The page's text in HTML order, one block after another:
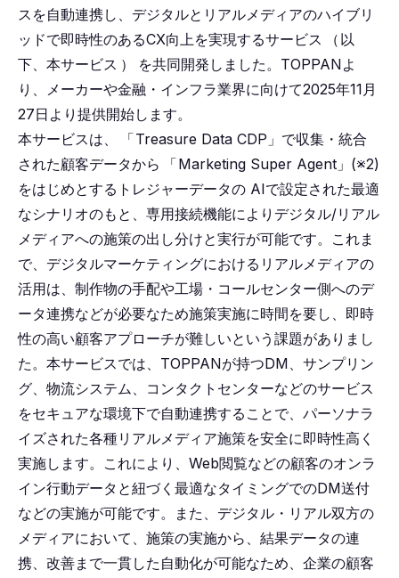
スを自動連携し、デジタルとリアルメディアのハイブリ
ッドで即時性のあるCX向上を実現するサービス
（ 以
下、本サービス ）
を共同開発しました。TOPPANよ
り、メーカーや金融・インフラ業界に向けて2025年11月
27日より提供開始します。
本サービスは、
「Treasure Data CDP」で収集・統合
された顧客データから
「Marketing Super Agent」(※2)
をはじめとするトレジャーデータの AIで設定された最適
なシナリオのもと、専用接続機能によりデジタル/リアル
メディアへの施策の出し分けと実行が可能です。これま
で、デジタルマーケティングにおけるリアルメディアの
活用は、制作物の手配や工場・コールセンター側へのデ
ータ連携などが必要なため施策実施に時間を要し、即時
性の高い顧客アプローチが難しいという課題がありまし
た。本サービスでは、TOPPANが持つDM、サンプリン
グ、物流システム、コンタクトセンターなどのサービス
をセキュアな環境下で自動連携することで、パーソナラ
イズされた各種リアルメディア施策を安全に即時性高く
実施します。これにより、Web閲覧などの顧客のオンラ
イン行動データと紐づく最適なタイミングでのDM送付
などの実施が可能です。また、デジタル・リアル双方の
メディアにおいて、施策の実施から、結果データの連
携、改善まで一貫した自動化が可能なため、企業の顧客